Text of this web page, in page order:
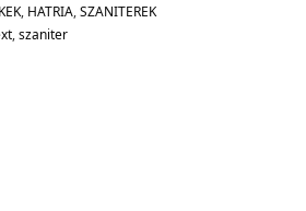
, HATRIA,SZANITEREK
,szaniter